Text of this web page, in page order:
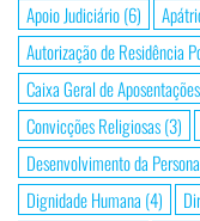
Apoio Judiciário(6)
Autorização de Residência
Caixa Geral de Aposentações
Convicções Religiosas(3)
Desenvolvimento da
Dignidade Humana (4)